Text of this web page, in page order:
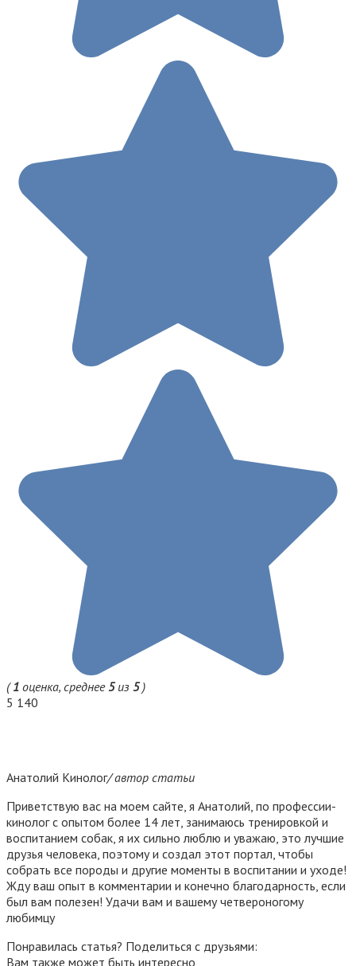
(1 оценка, среднее5из 5)
5 140
Анатолий Кинолог/ автор статьи
Приветствую вас на моем сайте, я Анатолий, по профессии-
кинолог с опытом более 14 лет, занимаюсь тренировкой и
воспитанием собак, я их сильно люблю и уважаю, это лучшие
друзья человека, поэтому и создал этот портал, чтобы
собрать все породы и другие моменты в воспитании и уходе!
Жду ваш опыт в комментарии и конечно благодарность, если
был вам полезен! Удачи вам и вашему четвероногому
любимцу
Понравилась статья? Поделиться с друзьями:
Вам также может быть интересно